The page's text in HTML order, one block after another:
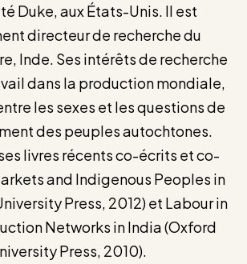
Duke, aux États-Unis. Il est
directeur de recherche du
Inde. Ses intérêts de recherche
dans la production mondiale,
les sexes et les questions de
des peuples autochtones.
livres récents co-écrits et co-
and Indigenous Peoples in
Press, 2012) et Labour in
Networks in India (Oxford
Press, 2010).